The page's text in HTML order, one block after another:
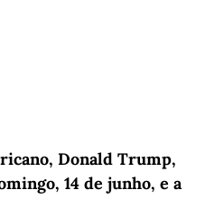
Donald Trump,
14 de junho, e a